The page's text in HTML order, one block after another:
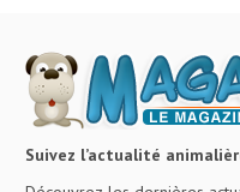
Suivez l’actualité